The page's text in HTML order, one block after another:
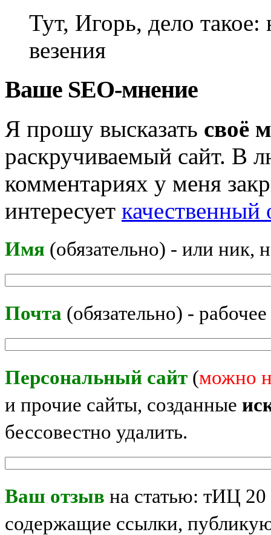
Тут, Игорь, дело
везения
Ваше SEO-мнение
Я прошу высказать своё
раскручиваемый сайт. В
комментариях у меня
интересует
Имя (обязательно) - или ник,
Почта (обязательно) -
Персональный сайт (можно
и прочие сайты, созданные
бессовестно удалить.
Ваш отзыв на статью: тИЦ
содержащие ссылки,